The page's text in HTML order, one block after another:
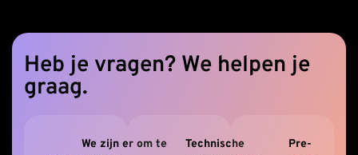
Heb je vragen? We helpen je
graag.
We zijn er om te
Technische
Pre-